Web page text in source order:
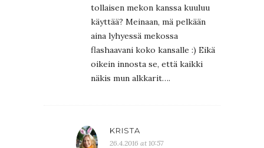
tollaisen mekon kanssa kuuluu
käyttää? Meinaan, mä pelkään
aina lyhyessä mekossa
flashaavani koko kansalle :) Eikä
oikein innosta se, että kaikki
näkis mun alkkarit….
KRISTA
26.4.2016 at 10:57